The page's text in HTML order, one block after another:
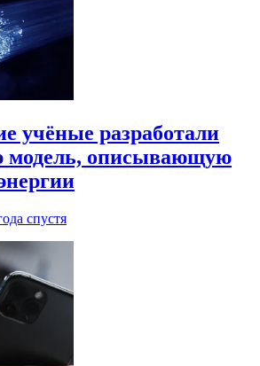
учёные разработали
модель, описывающую
спустя